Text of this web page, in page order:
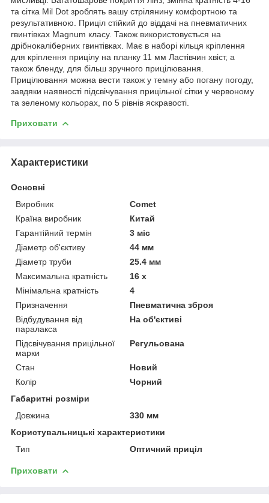
та сітка Mil Dot зроблять вашу стрілянину комфортною та
результативною. Приціл стійкий до віддачі на пневматичних
гвинтівках Magnum класу. Також використовується на
дрібнокаліберних гвинтівках. Має в наборі кільця кріплення
для кріплення прицілу на планку 11 мм Ластівчин хвіст, а
також бленду, для більш зручного прицілювання.
Прицілювання можна вести також у темну або погану погоду,
завдяки наявності підсвічування прицільної сітки у червоному
та зеленому кольорах, по 5 рівнів яскравості.
Приховати
Характеристики
Основні
Виробник
Comet
Країна виробник
Китай
Гарантійний термін
3 міс
Діаметр об'єктиву
44 мм
Діаметр труби
25.4 мм
Максимальна кратність
16 х
Мінімальна кратність
4
Призначення
Пневматична зброя
Відбудування від
паралакса
На об'єктиві
Підсвічування прицільної
марки
Регульована
Стан
Новий
Колір
Чорний
Габаритні розміри
Довжина
330 мм
Користувальницькі характеристики
Тип
Оптичний приціл
Приховати